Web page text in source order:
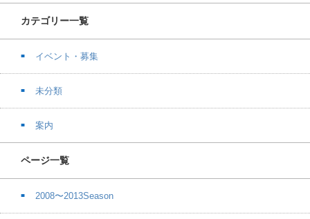
カテゴリー一覧
イベント・募集
未分類
案内
ページ一覧
2008〜2013Season